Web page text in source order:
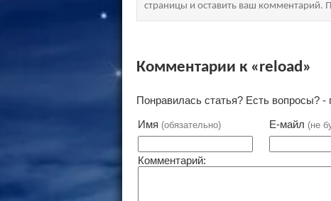
страницы и оставить ваш
Комментарии к «reload»
Понравилась статья? Есть вопросы?
Имя (обязательно) Е-майл (не
Комментарий: